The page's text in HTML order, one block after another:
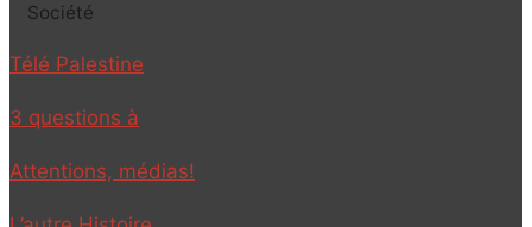
Société
Télé Palestine
3 questions à
Attentions, médias!